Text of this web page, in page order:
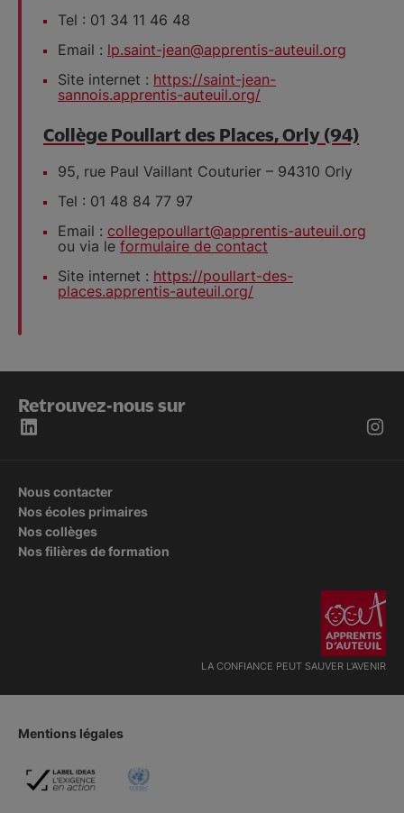
Tel : 01 34 11 46 48
Email : lp.saint-jean@apprentis-auteuil.org
Site internet : https://saint-jean-
sannois.apprentis-auteuil.org/
Collège Poullart des Places, Orly (94)
95, rue Paul Vaillant Couturier – 94310 Orly
Tel : 01 48 84 77 97
Email : collegepoullart@apprentis-auteuil.org
ou via le formulaire de contact
Site internet : https://poullart-des-
places.apprentis-auteuil.org/
Retrouvez-nous sur
Nous contacter
Nos écoles primaires
Nos collèges
Nos filières de formation
LA CONFIANCE PEUT SAUVER L'AVENIR
Mentions légales